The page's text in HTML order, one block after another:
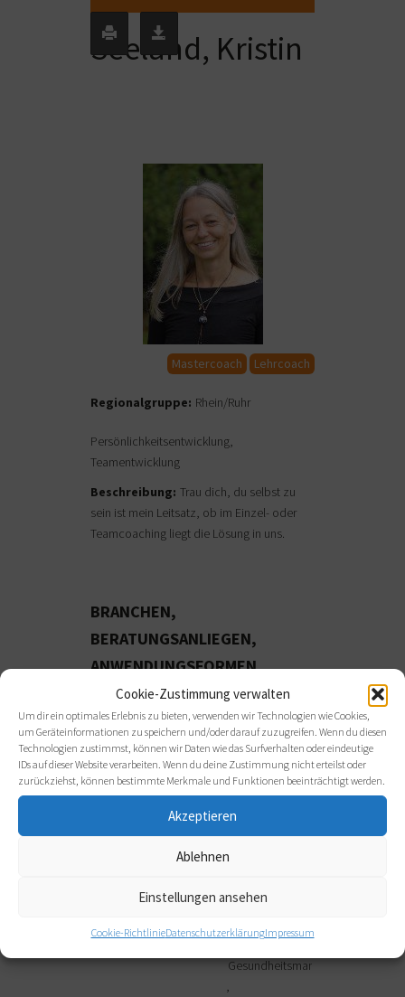
Cookie-Zustimmung verwalten
Um dir ein optimales Erlebnis zu bieten, verwenden wir Technologien wie Cookies,
um Geräteinformationen zu speichern und/oder darauf zuzugreifen. Wenn du diesen
Technologien zustimmst, können wir Daten wie das Surfverhalten oder eindeutige
IDs auf dieser Website verarbeiten. Wenn du deine Zustimmung nicht erteilst oder
zurückziehst, können bestimmte Merkmale und Funktionen beeinträchtigt werden.
Akzeptieren
Ablehnen
Einstellungen ansehen
Cookie-RichtlinieDatenschutzerklärungImpressum
Seeland, Kristin
Mastercoach Lehrcoach
Regionalgruppe: Rhein/Ruhr
Persönlichkeitsentwicklung,
Teamentwicklung
Beschreibung: Trau dich, du selbst zu
sein ist mein Leitsatz, ob im Einzel- oder
Teamcoaching liegt die Lösung in uns.
BRANCHEN,
BERATUNGSANLIEGEN,
ANWENDUNGSFORMEN
Branchen:
Freie Berufe
Gesundheitswesen
Vereine und
Verbände
Beratungsanliegen:
Berufsrolle
Ehrenamt
Management
Gesundheitsmanagement